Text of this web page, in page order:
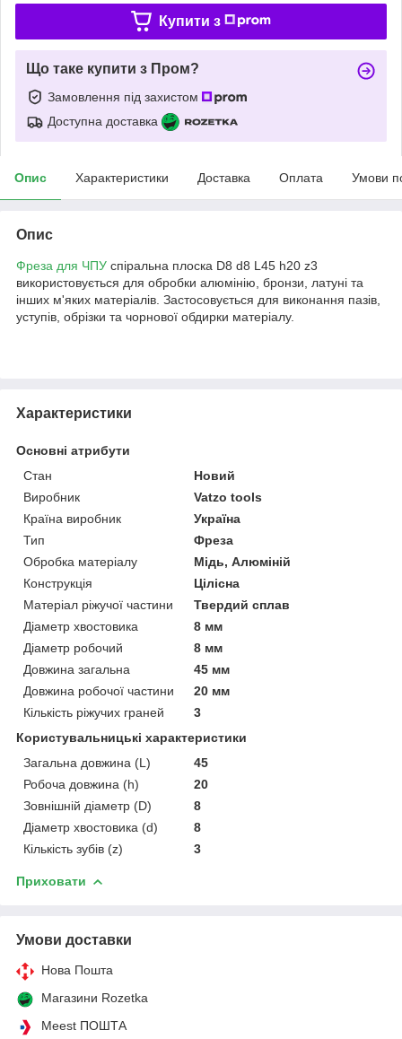
Купити з
Що таке купити з Пром?
Замовлення під захистом
Доступна доставка
Опис Характеристики Доставка Оплата Умови
Опис
Фреза для ЧПУ спіральна плоска D8 d8 L45 h20 z3
використовується для обробки алюмінію, бронзи, латуні та
інших м'яких матеріалів. Застосовується для виконання пазів,
уступів, обрізки та чорнової обдирки матеріалу.
Характеристики
Основні атрибути
Стан
Новий
Виробник
Vatzo tools
Країна виробник
Україна
Тип
Фреза
Обробка матеріалу
Мідь, Алюміній
Конструкція
Цілісна
Матеріал ріжучої частини
Твердий сплав
Діаметр хвостовика
8 мм
Діаметр робочий
8 мм
Довжина загальна
45 мм
Довжина робочої частини
20 мм
Кількість ріжучих граней
3
Користувальницькі характеристики
Загальна довжина (L)
45
Робоча довжина (h)
20
Зовнішній діаметр (D)
8
Діаметр хвостовика (d)
8
Кількість зубів (z)
3
Приховати
Умови доставки
Нова Пошта
Магазини Rozetka
Meest ПОШТА